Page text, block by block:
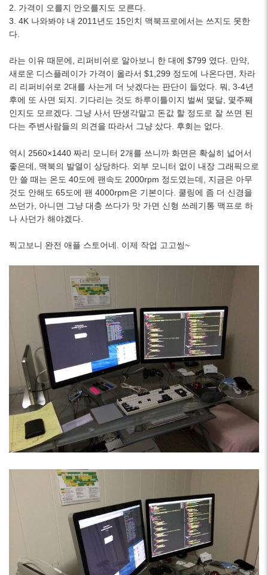
2. 가격이 오를지 안오를지도 모른다.
3. 4K 나와봐야 내 2011년도 15인치 맥북프로에서는 쓰지도 못한
다.
라는 이유 때문에, 리퍼비쉬로 알아보니 한 대에 $799 였다. 만약,
새로운 디스플레이가 가격이 올라서 $1,299 정도에 나온다면, 차라
리 리퍼비쉬로 2대를 사는게 더 낫겠다는 판단이 들었다. 뭐, 3-4년
후에 또 사면 되지. 기다리는 것도 하루이틀이지 벌써 몇달, 몇주째
인지도 모르겠다. 그냥 사서 딴생각말고 돈값 할 정도로 잘 쓰면 된
다는 주변사람들의 의견을 따라서 그냥 샀다. 후회는 없다.
역시 2560×1440 짜리 모니터 2개를 쓰니까 화면은 확실히 넓어서
좋은데, 맥북의 발열이 상당하다. 외부 모니터 없이 내장 그래픽으로
만 쓸 때는 온도 40도에 팬속도 2000rpm 정도였는데, 지금은 아무
것도 안해도 65도에 팬 4000rpm은 기본이다. 쿨링에 좀 더 신경을
쓰던가, 아니면 그냥 대충 쓰다가 맛 가면 신형 쓰레기통 맥프로 하
나 사던가 해야겠다.
찍고보니 완전 애플 스토어네. 이제 작업 고고씽~